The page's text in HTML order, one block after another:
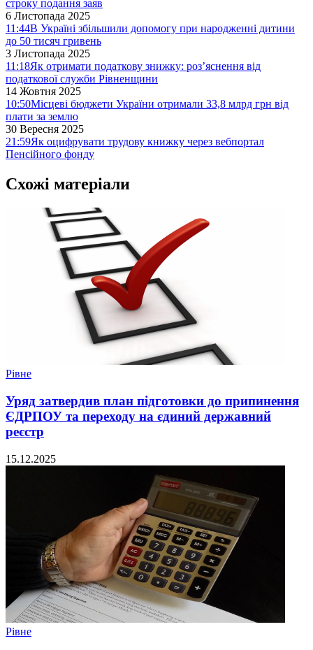
строку подання заяв
6 Листопада 2025
11:44В Україні збільшили допомогу при народженні дитини
до 50 тисяч гривень
3 Листопада 2025
11:18Як отримати податкову знижку: роз’яснення від
податкової служби Рівненщини
14 Жовтня 2025
10:50Місцеві бюджети України отримали 33,8 млрд грн від
плати за землю
30 Вересня 2025
21:59Як оцифрувати трудову книжку через вебпортал
Пенсійного фонду
Схожі матеріали
Рівне
Уряд затвердив план підготовки до припинення
ЄДРПОУ та переходу на єдиний державний
реєстр
15.12.2025
Рівне